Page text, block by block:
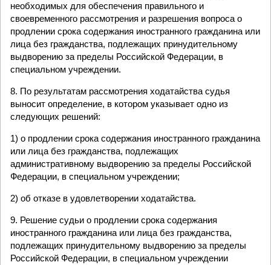
необходимых для обеспечения правильного и
своевременного рассмотрения и разрешения вопроса о
продлении срока содержания иностранного гражданина или
лица без гражданства, подлежащих принудительному
выдворению за пределы Российской Федерации, в
специальном учреждении.
8. По результатам рассмотрения ходатайства судья
выносит определение, в котором указывает одно из
следующих решений:
1) о продлении срока содержания иностранного гражданина
или лица без гражданства, подлежащих
административному выдворению за пределы Российской
Федерации, в специальном учреждении;
2) об отказе в удовлетворении ходатайства.
9. Решение судьи о продлении срока содержания
иностранного гражданина или лица без гражданства,
подлежащих принудительному выдворению за пределы
Российской Федерации, в специальном учреждении